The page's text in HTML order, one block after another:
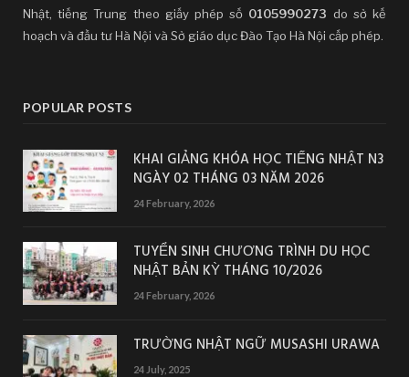
Nhật, tiếng Trung theo giấy phép số 0105990273 do sở kế
hoạch và đầu tư Hà Nội và Sở giáo dục Đào Tạo Hà Nội cấp phép.
POPULAR POSTS
KHAI GIẢNG KHÓA HỌC TIẾNG NHẬT N3
NGÀY 02 THÁNG 03 NĂM 2026
24 February, 2026
TUYỂN SINH CHƯƠNG TRÌNH DU HỌC
NHẬT BẢN KỲ THÁNG 10/2026
24 February, 2026
TRƯỜNG NHẬT NGỮ MUSASHI URAWA
24 July, 2025